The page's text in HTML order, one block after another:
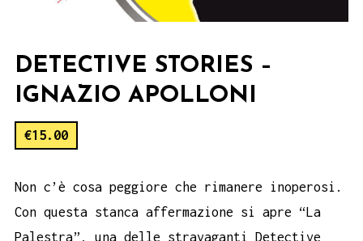
DETECTIVE STORIES –
IGNAZIO APOLLONI
€15.00
Non c’è cosa peggiore che rimanere inoperosi.
Con questa stanca affermazione si apre “La
Palestra”, una delle stravaganti Detective